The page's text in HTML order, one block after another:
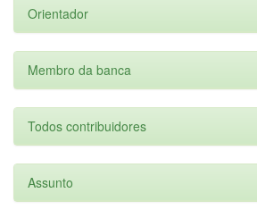
Orientador
Membro da banca
Todos contribuidores
Assunto